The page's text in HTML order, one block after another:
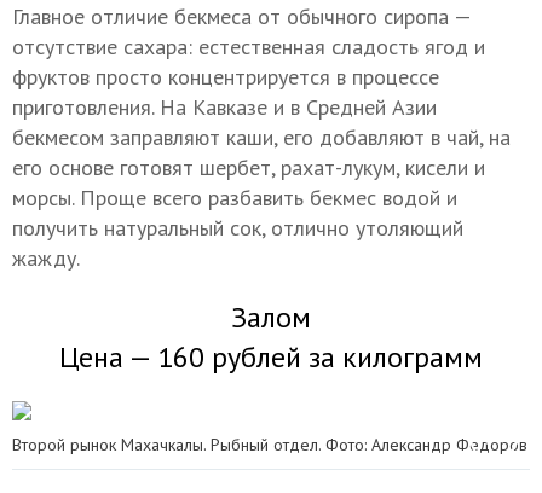
Главное отличие бекмеса от обычного сиропа —
отсутствие сахара: естественная сладость ягод и
фруктов просто концентрируется в процессе
приготовления. На Кавказе и в Средней Азии
бекмесом заправляют каши, его добавляют в чай, на
его основе готовят шербет, рахат-лукум, кисели и
морсы. Проще всего разбавить бекмес водой и
получить натуральный сок, отлично утоляющий
жажду.
Залом
Цена — 160 рублей за килограмм
Второй рынок Махачкалы. Рыбный отдел. Фото: Александр Федоров